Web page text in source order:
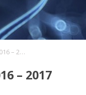
Conférences CRCHUM 2016 – 2017
– 2017